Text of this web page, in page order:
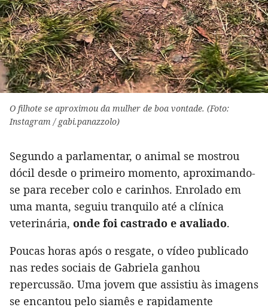
O filhote se aproximou da mulher de boa vontade. (Foto:
Instagram / gabi.panazzolo)
Segundo a parlamentar, o animal se mostrou
dócil desde o primeiro momento, aproximando-
se para receber colo e carinhos. Enrolado em
uma manta, seguiu tranquilo até a clínica
veterinária, onde foi castrado e avaliado.
Poucas horas após o resgate, o vídeo publicado
nas redes sociais de Gabriela ganhou
repercussão. Uma jovem que assistiu às imagens
se encantou pelo siamês e rapidamente